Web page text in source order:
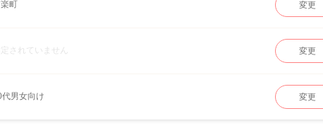
町 変更
定されていません 変更
代男女向け 変更